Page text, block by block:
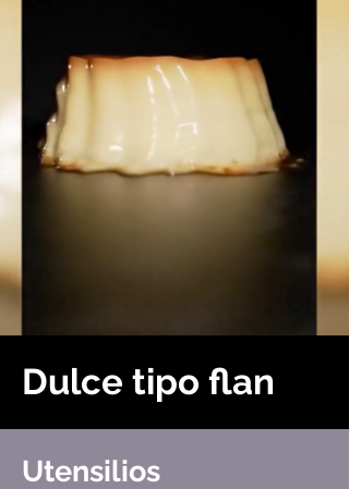
Dulce tipo flan
Utensilios